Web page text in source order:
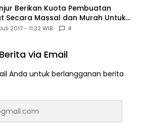
Berikan Kuota Pembuatan
Secara Massal dan Murah Untuk
2017 - 11:32 WIB 4
via Email
Anda untuk berlangganan berita